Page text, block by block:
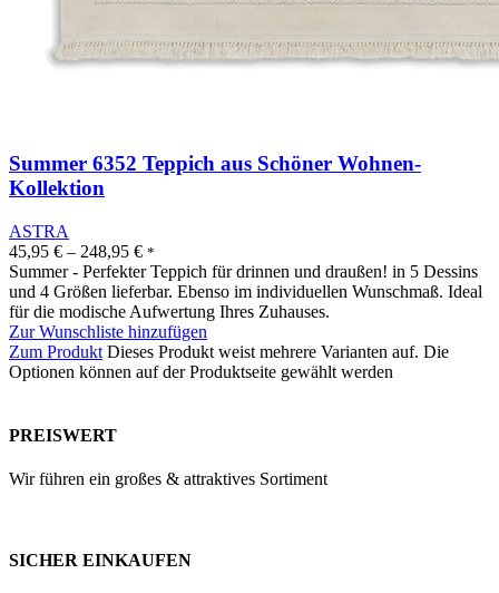
Summer 6352 Teppich aus Schöner Wohnen-
Kollektion
ASTRA
45,95 € – 248,95 € *
Summer - Perfekter Teppich für drinnen und draußen! in 5 Dessins
und 4 Größen lieferbar. Ebenso im individuellen Wunschmaß. Ideal
für die modische Aufwertung Ihres Zuhauses.
Zur Wunschliste hinzufügen
Zum Produkt Dieses Produkt weist mehrere Varianten auf. Die
Optionen können auf der Produktseite gewählt werden
PREISWERT
Wir führen ein großes & attraktives Sortiment
SICHER EINKAUFEN